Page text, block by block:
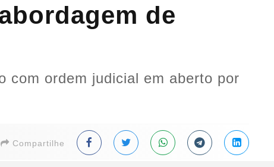
de
com ordem judicial em aberto por
Compartilhe